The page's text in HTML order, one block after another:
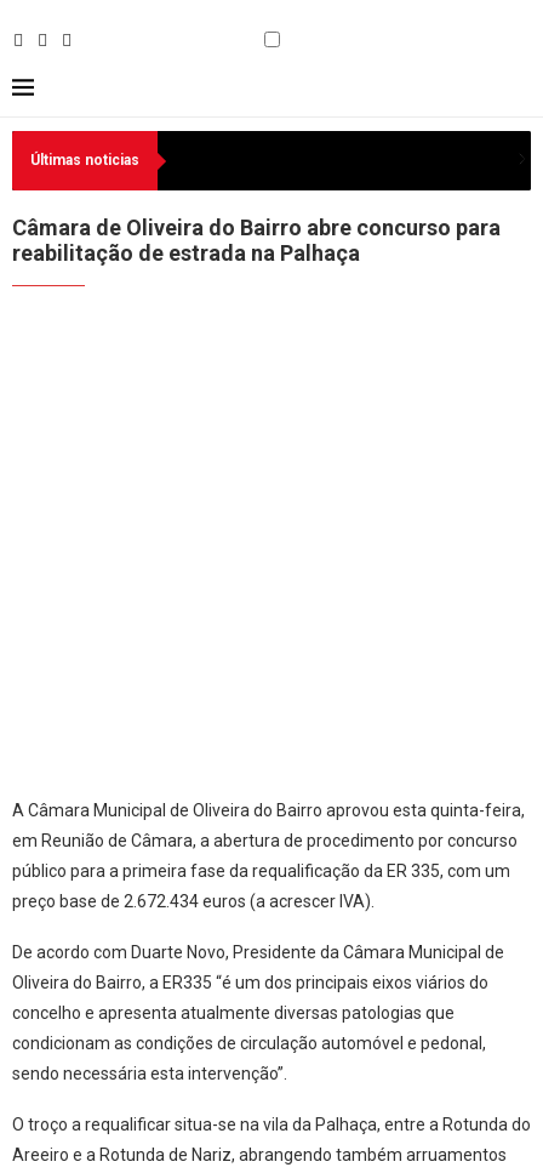
Últimas noticias
Câmara de Oliveira do Bairro abre concurso para
reabilitação de estrada na Palhaça
A Câmara Municipal de Oliveira do Bairro aprovou esta quinta-feira,
em Reunião de Câmara, a abertura de procedimento por concurso
público para a primeira fase da requalificação da ER 335, com um
preço base de 2.672.434 euros (a acrescer IVA).
De acordo com Duarte Novo, Presidente da Câmara Municipal de
Oliveira do Bairro, a ER335 “é um dos principais eixos viários do
concelho e apresenta atualmente diversas patologias que
condicionam as condições de circulação automóvel e pedonal,
sendo necessária esta intervenção”.
O troço a requalificar situa-se na vila da Palhaça, entre a Rotunda do
Areeiro e a Rotunda de Nariz, abrangendo também arruamentos